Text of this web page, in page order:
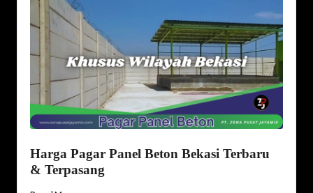
Harga Pagar Panel Beton Bekasi Terbaru
& Terpasang